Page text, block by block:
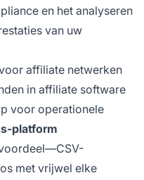
en het analyseren
van uw
affiliate netwerken
in affiliate software
voor operationele
platform
met vrijwel elke